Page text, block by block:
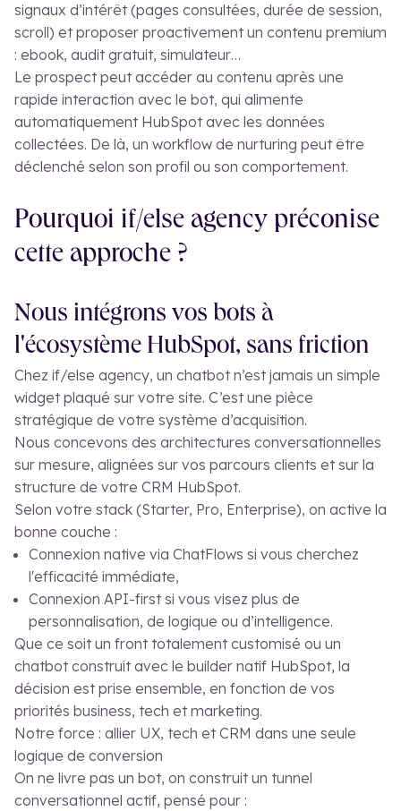
signaux d’intérêt (pages consultées, durée de session,
scroll) et proposer proactivement un contenu premium
: ebook, audit gratuit, simulateur…
Le prospect peut accéder au contenu après une
rapide interaction avec le bot, qui alimente
automatiquement HubSpot avec les données
collectées. De là, un workflow de nurturing peut être
déclenché selon son profil ou son comportement.
Pourquoi if/else agency préconise
cette approche ?
Nous intégrons vos bots à
l'écosystème HubSpot, sans friction
Chez if/else agency, un chatbot n’est jamais un simple
widget plaqué sur votre site. C’est une pièce
stratégique de votre système d’acquisition.
Nous concevons des architectures conversationnelles
sur mesure, alignées sur vos parcours clients et sur la
structure de votre CRM HubSpot.
Selon votre stack (Starter, Pro, Enterprise), on active la
bonne couche :
Connexion native via ChatFlows si vous cherchez
l'efficacité immédiate,
Connexion API-first si vous visez plus de
personnalisation, de logique ou d’intelligence.
Que ce soit un front totalement customisé ou un
chatbot construit avec le builder natif HubSpot, la
décision est prise ensemble, en fonction de vos
priorités business, tech et marketing.
Notre force : allier UX, tech et CRM dans une seule
logique de conversion
On ne livre pas un bot, on construit un tunnel
conversationnel actif, pensé pour :